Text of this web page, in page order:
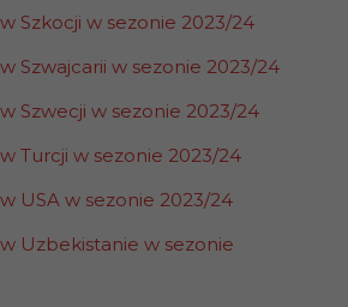
Szkocji w sezonie 2023/24
Szwajcarii w sezonie 2023/24
Szwecji w sezonie 2023/24
Turcji w sezonie 2023/24
USA w sezonie 2023/24
Uzbekistanie w sezonie